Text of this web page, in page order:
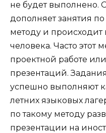
не будет выполнено.
дополняет занятия
методу и
человека. Часто этот
проектной работе
презентаций.
успешно выполняют
летних языковых
по такому методу
презентации на